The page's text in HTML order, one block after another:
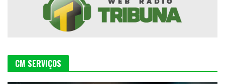
CM SERVIÇOS